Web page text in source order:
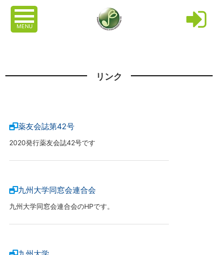
MENU
リンク
薬友会誌第42号
2020発行薬友会誌42号です
九州大学同窓会連合会
九州大学同窓会連合会のHPです。